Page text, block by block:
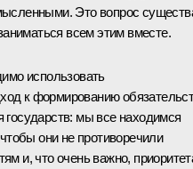
Это вопрос
всем этим вместе.
использовать
к формированию
мы все находимся
они не противоречили
и, что очень важно,